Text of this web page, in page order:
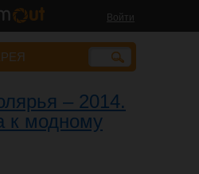
Войти
– 2014.
к модному